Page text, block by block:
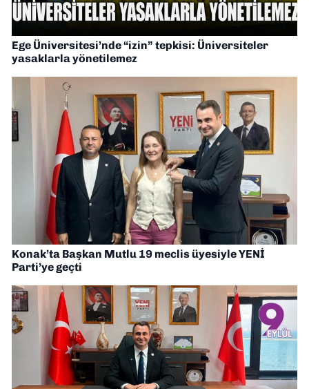
Ege Üniversitesi’nde “izin” tepkisi: Üniversiteler
yasaklarla yönetilemez
Konak’ta Başkan Mutlu 19 meclis üyesiyle YENİ
Parti’ye geçti